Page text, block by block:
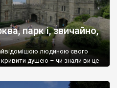
парк і, звичайно,
людиною свого
кривити душею – чи знали ви це